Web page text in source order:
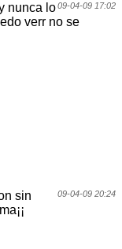
09-04-09 17:02
nunca lo
verr no se
09-04-09 20:24
sin